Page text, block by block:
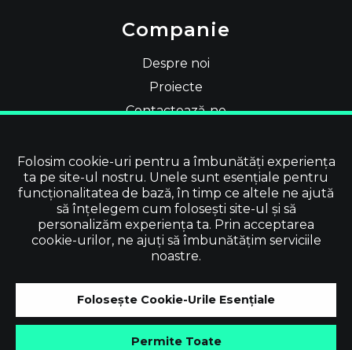
Folosim cookie-uri pentru a îmbunătăți experiența
ta pe site-ul nostru. Unele sunt esențiale pentru
funcționalitatea de bază, în timp ce altele ne ajută
să înțelegem cum folosești site-ul și să
personalizăm experiența ta. Prin acceptarea
cookie-urilor, ne ajuți să îmbunătățim serviciile
noastre.
Folosește Cookie-Urile Esențiale
Permite Toate
Companie
Despre noi
Proiecte
Contactează-ne
Social
2026 Vevol Media | Toate drepturile